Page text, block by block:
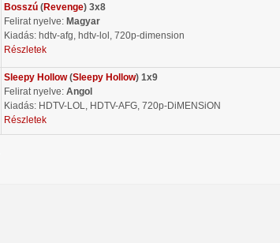
Bosszú (Revenge) 3x8
Felirat nyelve: Magyar
Kiadás: hdtv-afg, hdtv-lol, 720p-dimension
Részletek
Sleepy Hollow(Sleepy Hollow) 1x9
Felirat nyelve: Angol
Kiadás: HDTV-LOL, HDTV-AFG, 720p-DiMENSiON
Részletek